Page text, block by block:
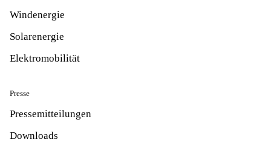
Windenergie
Solarenergie
Elektromobilität
Presse
Pressemitteilungen
Downloads